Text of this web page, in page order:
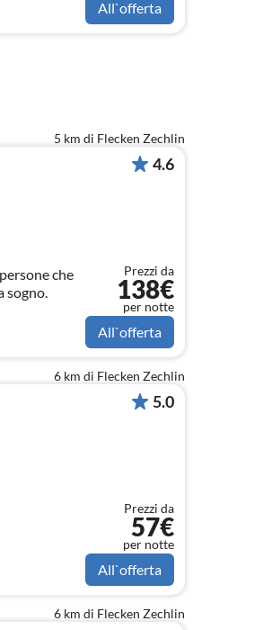
All`offerta
5 km di Flecken Zechlin
che
sogno.
4.6
Prezzi da
138€
per notte
All`offerta
6 km di Flecken Zechlin
5.0
Prezzi da
57€
per notte
All`offerta
6 km di Flecken Zechlin